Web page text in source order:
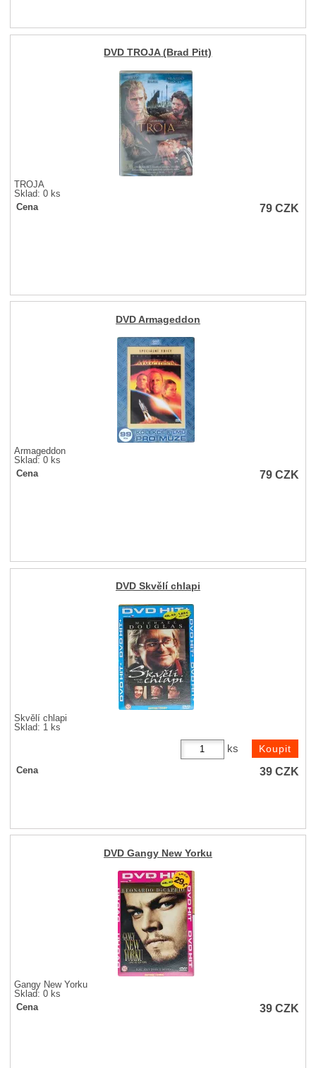
DVD TROJA (Brad Pitt)
TROJA
Sklad: 0 ks
Cena
79CZK
DVD Armageddon
Armageddon
Sklad: 0 ks
Cena
79CZK
DVD Skvělí chlapi
Skvělí chlapi
Sklad: 1 ks
ks
Cena 39CZK
DVD Gangy New Yorku
Gangy New Yorku
Sklad: 0 ks
Cena
39CZK